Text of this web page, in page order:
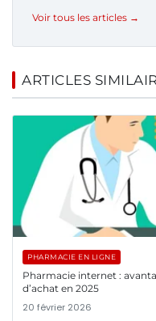
Voir tous les articles →
ARTICLES
PHARMACIE EN LIGNE
Pharmacie internet :
d’achat en 2025
20 février 2026